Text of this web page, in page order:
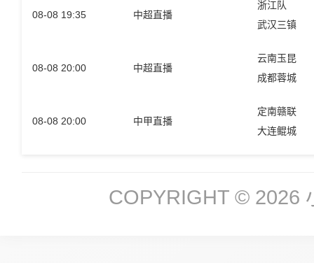
08-08 19:35 中超直播
浙江队
武汉三镇
08-08 20:00 中超直播
云南玉昆
成都蓉城
08-08 20:00 中甲直播
定南赣联
大连鲲城
COPYRIGHT © 2026